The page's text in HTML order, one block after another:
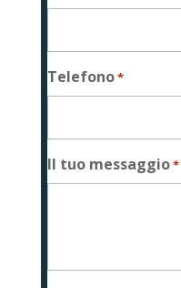
Telefono*
Il tuo messaggio*